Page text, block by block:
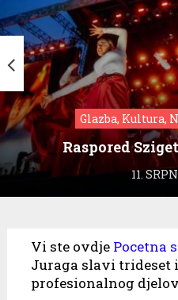
Glazba, Kultura,
Raspored
11.
Vi ste ovdje Pocetna
Juraga slavi trideset
profesionalnog